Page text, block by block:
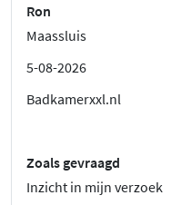
Ron
Maassluis
5-08-2026
Badkamerxxl.nl
Zoals gevraagd
Inzicht in mijn verzoek